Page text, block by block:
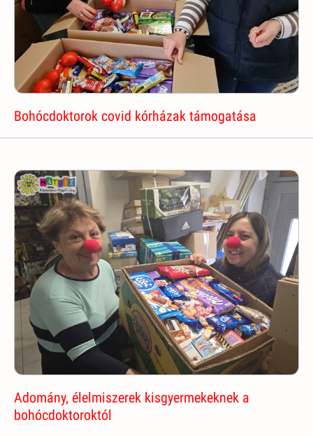
Bohócdoktorok covid kórházak támogatása
Adomány, élelmiszerek kisgyermekeknek a
bohócdoktoroktól